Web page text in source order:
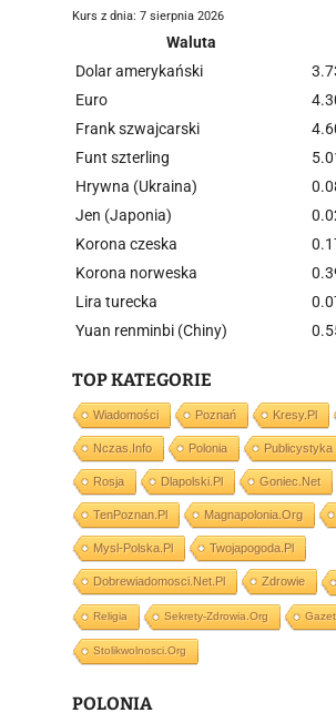
Kurs z dnia: 7 sierpnia 2026
Waluta
Dolar amerykański
Euro
Frank szwajcarski
Funt szterling
Hrywna (Ukraina)
Jen (Japonia)
Korona czeska
Korona norweska
Lira turecka
Yuan renminbi (Chiny)
TOP KATEGORIE
Wiadomości Poznań Kresy.pl
Nczas.info Polonia Publicystyka
Rosja Dlapolski.pl Goniec.net
TenPoznan.pl Magnapolonia.org
Mysl-Polska.pl Twojapogoda.pl
Dobrewiadomosci.net.pl Zdrowie
Religia Sekrety-Zdrowia.org
Stolikwolnosci.org
POLONIA